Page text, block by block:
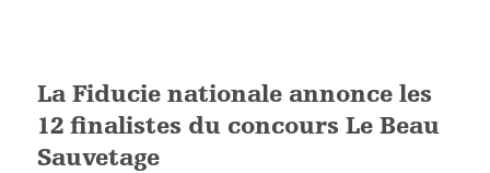
La Fiducie nationale annonce les
12 finalistes du concours Le Beau
Sauvetage